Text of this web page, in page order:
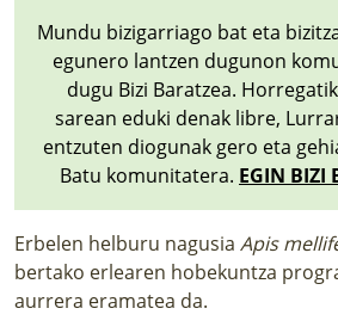
Mundu bizigarriago bat eta
egunero lantzen dugunon
dugu Bizi Baratzea.
sarean eduki denak libre,
entzuten diogunak gero eta
Batu komunitatera. EGIN BIZI
Erbelen helburu nagusia Apis
bertako erlearen hobekuntza
aurrera eramatea da.